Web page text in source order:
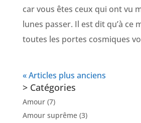
car vous êtes ceux qui ont vu
lunes passer. Il est dit qu’à ce
toutes les portes cosmiques
« Articles plus anciens
> Catégories
Amour(7)
Amour suprême(3)